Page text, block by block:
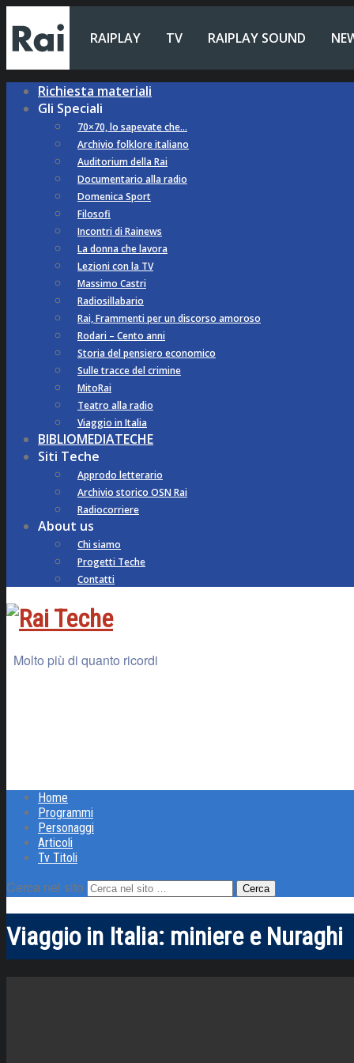
RAIPLAY TV RAIPLAY SOUND
Richiesta materiali
Gli Speciali
70×70, lo sapevate che…
Archivio folklore italiano
Auditorium della Rai
Documentario alla radio
Domenica Sport
Filosofi
Incontri di Rainews
La donna che lavora
Lezioni con la TV
Massimo Castri
Radiosillabario
Rai, Frammenti per un discorso amoroso
Rodari – Cento anni
Storia del pensiero economico
Sulle tracce del crimine
MitoRai
Teatro alla radio
Viaggio in Italia
BIBLIOMEDIATECHE
Siti Teche
Approdo letterario
Archivio storico OSN Rai
Radiocorriere
About us
Chi siamo
Progetti Teche
Contatti
Molto più di quanto ricordi
Home
Programmi
Personaggi
Articoli
Tv Titoli
Cerca nel sito
Viaggio in Italia: miniere e Nuraghi